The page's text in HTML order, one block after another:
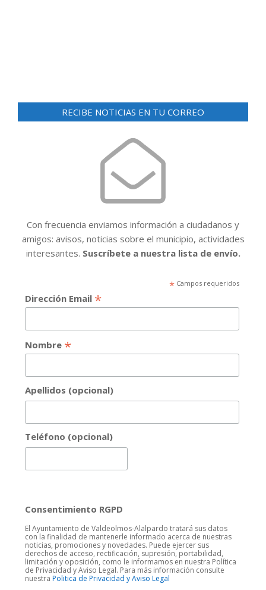
t
o
RECIBE NOTICIAS EN TU CORREO
Con frecuencia enviamos información a ciudadanos y
amigos: avisos, noticias sobre el municipio, actividades
interesantes. Suscríbete a nuestra lista de envío.
*Campos requeridos
Dirección Email *
Nombre *
Apellidos (opcional)
Teléfono (opcional)
Consentimiento RGPD
El Ayuntamiento de Valdeolmos-Alalpardo tratará sus datos
con la finalidad de mantenerle informado acerca de nuestras
noticias, promociones y novedades. Puede ejercer sus
derechos de acceso, rectificación, supresión, portabilidad,
limitación y oposición, como le informamos en nuestra Política
de Privacidad y Aviso Legal. Para más información consulte
nuestra Politica de Privacidad y Aviso Legal